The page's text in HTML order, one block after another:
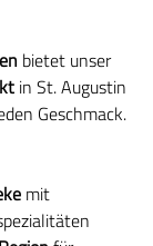
bietet unser
in St. Augustin
Geschmack.
mit